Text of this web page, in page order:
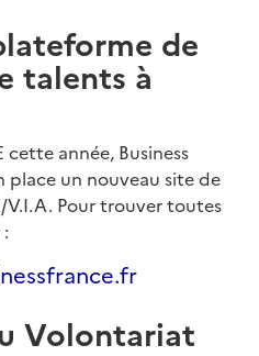
de
talents à
cette année, Business
place un nouveau site de
V.I.A. Pour trouver toutes
Volontariat